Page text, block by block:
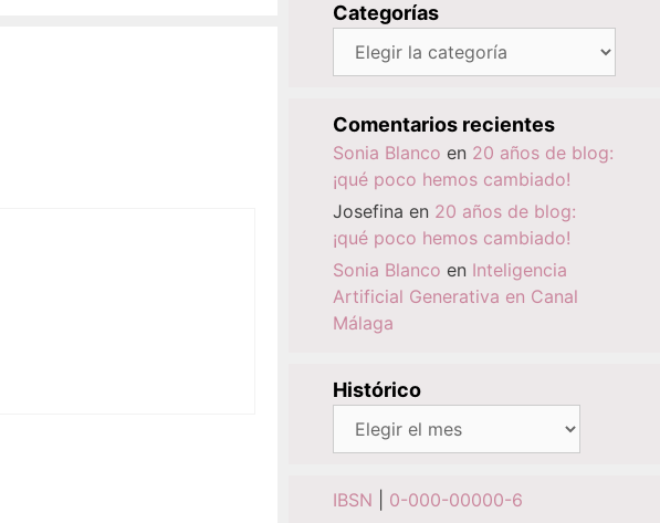
Categorías
Categorías
Comentarios recientes
Sonia Blanco en 20 años de blog:
¡qué poco hemos cambiado!
Josefina en 20 años de blog:
¡qué poco hemos cambiado!
Sonia Blanco en Inteligencia
Artificial Generativa en Canal
Málaga
Histórico
Histórico
IBSN 0-000-00000-6